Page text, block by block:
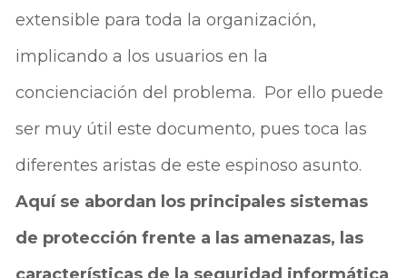
extensible para toda la organización,
implicando a los usuarios en la
concienciación del problema. Por ello puede
ser muy útil este documento, pues toca las
diferentes aristas de este espinoso asunto.
Aquí se abordan los principales sistemas
de protección frente a las amenazas, las